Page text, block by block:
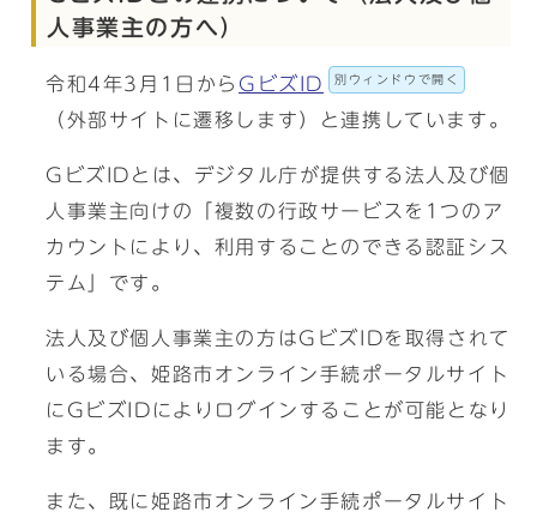
人事業主の方へ）
令和4年3月1日から GビズID 別ウィンドウで開く
（外部サイトに遷移します）と連携しています。
GビズIDとは、デジタル庁が提供する法人及び個
人事業主向けの「複数の行政サービスを1つのア
カウントにより、利用することのできる認証シス
テム」です。
法人及び個人事業主の方はGビズIDを取得されて
いる場合、姫路市オンライン手続ポータルサイト
にGビズIDによりログインすることが可能となり
ます。
また、既に姫路市オンライン手続ポータルサイト